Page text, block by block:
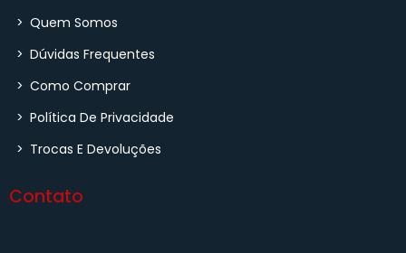
> Quem Somos
> Dúvidas Frequentes
> Como Comprar
> Política De Privacidade
> Trocas E Devoluções
Contato